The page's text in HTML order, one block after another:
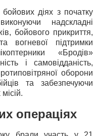
діях з початку
надскладні
бойового прикриття,
вогневої підтримки
«Бродів»
і самовідданість,
оборони
та забезпечуючи
операціях